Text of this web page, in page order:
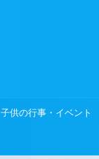
子供の行事・イベント